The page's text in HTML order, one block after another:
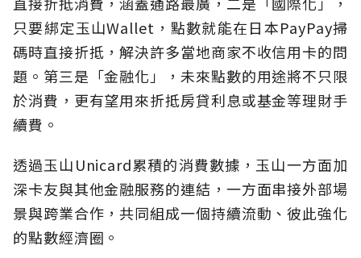
只要綁定玉山Wallet，點數就能在日本PayPay掃
碼時直接折抵，解決許多當地商家不收信用卡的問
題。第三是「金融化」，未來點數的用途將不只限
於消費，更有望用來折抵房貸利息或基金等理財手
續費。
透過玉山Unicard累積的消費數據，玉山一方面加
深卡友與其他金融服務的連結，一方面串接外部場
景與跨業合作，共同組成一個持續流動、彼此強化
的點數經濟圈。